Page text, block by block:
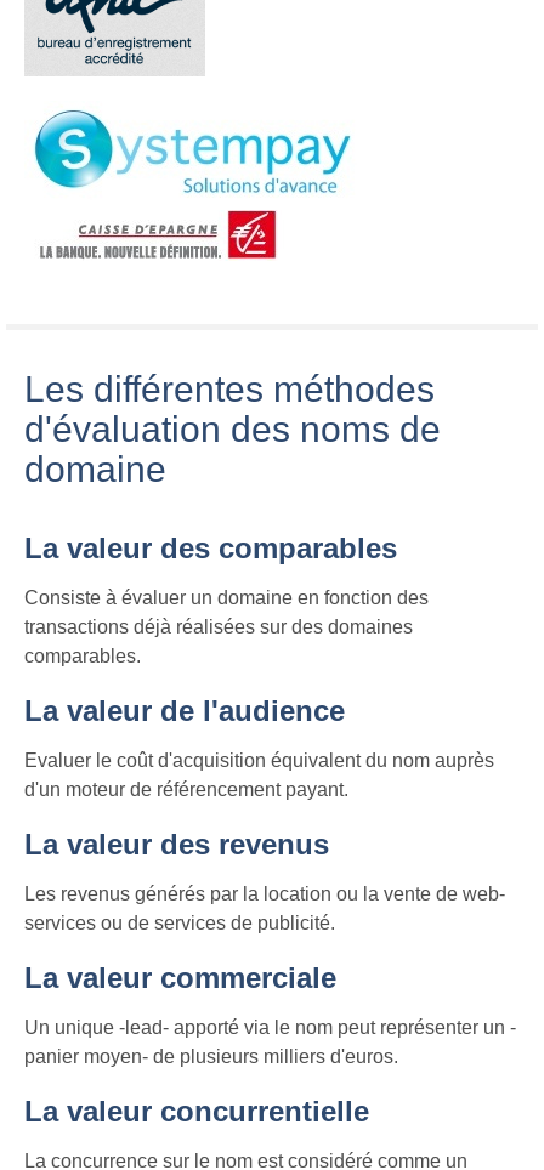
Les différentes méthodes
d'évaluation des noms de
domaine
La valeur des comparables
Consiste à évaluer un domaine en fonction des
transactions déjà réalisées sur des domaines
comparables.
La valeur de l'audience
Evaluer le coût d'acquisition équivalent du nom auprès
d'un moteur de référencement payant.
La valeur des revenus
Les revenus générés par la location ou la vente de web-
services ou de services de publicité.
La valeur commerciale
Un unique -lead- apporté via le nom peut représenter un -
panier moyen- de plusieurs milliers d'euros.
La valeur concurrentielle
La concurrence sur le nom est considéré comme un